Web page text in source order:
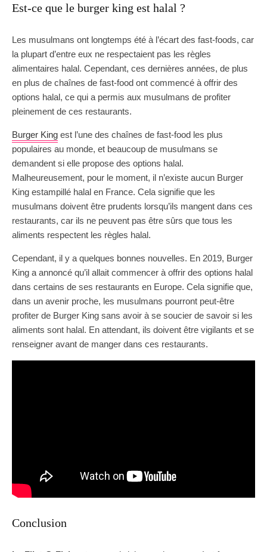
Est-ce que le burger king est halal ?
Les musulmans ont longtemps été à l’écart des fast-foods, car
la plupart d’entre eux ne respectaient pas les règles
alimentaires halal. Cependant, ces dernières années, de plus
en plus de chaînes de fast-food ont commencé à offrir des
options halal, ce qui a permis aux musulmans de profiter
pleinement de ces restaurants.
Burger King est l’une des chaînes de fast-food les plus
populaires au monde, et beaucoup de musulmans se
demandent si elle propose des options halal.
Malheureusement, pour le moment, il n’existe aucun Burger
King estampillé halal en France. Cela signifie que les
musulmans doivent être prudents lorsqu’ils mangent dans ces
restaurants, car ils ne peuvent pas être sûrs que tous les
aliments respectent les règles halal.
Cependant, il y a quelques bonnes nouvelles. En 2019, Burger
King a annoncé qu’il allait commencer à offrir des options halal
dans certains de ses restaurants en Europe. Cela signifie que,
dans un avenir proche, les musulmans pourront peut-être
profiter de Burger King sans avoir à se soucier de savoir si les
aliments sont halal. En attendant, ils doivent être vigilants et se
renseigner avant de manger dans ces restaurants.
Conclusion